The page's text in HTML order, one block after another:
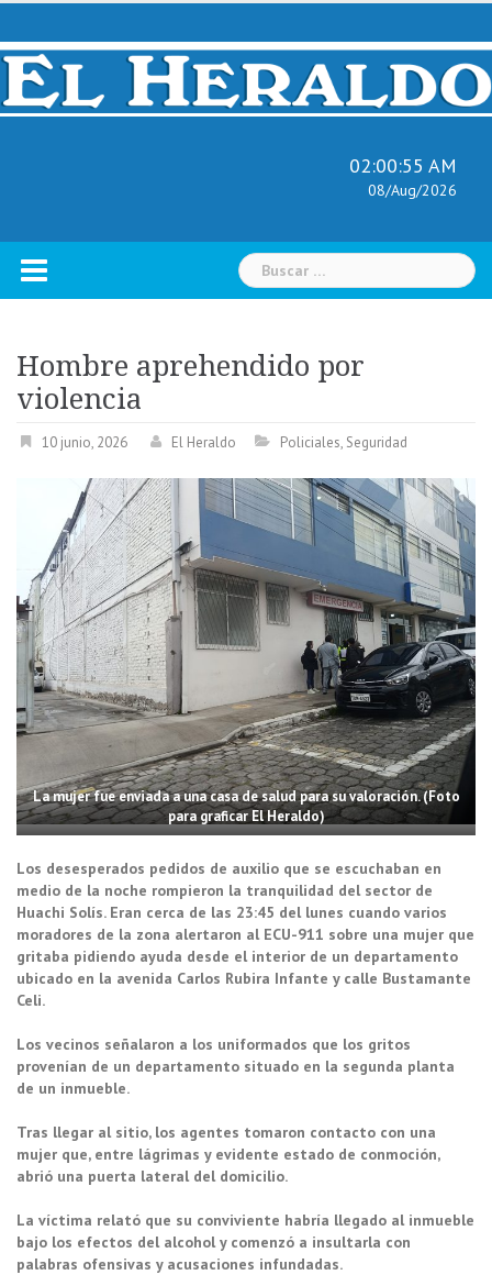
Skip
content
02:00:56 AM
08/Aug/2026
Buscar:
Hombre aprehendido por
violencia
10 junio, 2026 El Heraldo Policiales, Seguridad
La mujer fue enviada a una casa de salud para su valoración. (Foto
para graficar El Heraldo)
Los desesperados pedidos de auxilio que se escuchaban en
medio de la noche rompieron la tranquilidad del sector de
Huachi Solís. Eran cerca de las 23:45 del lunes cuando varios
moradores de la zona alertaron al ECU-911 sobre una mujer que
gritaba pidiendo ayuda desde el interior de un departamento
ubicado en la avenida Carlos Rubira Infante y calle Bustamante
Celi.
Los vecinos señalaron a los uniformados que los gritos
provenían de un departamento situado en la segunda planta
de un inmueble.
Tras llegar al sitio, los agentes tomaron contacto con una
mujer que, entre lágrimas y evidente estado de conmoción,
abrió una puerta lateral del domicilio.
La víctima relató que su conviviente habría llegado al inmueble
bajo los efectos del alcohol y comenzó a insultarla con
palabras ofensivas y acusaciones infundadas.